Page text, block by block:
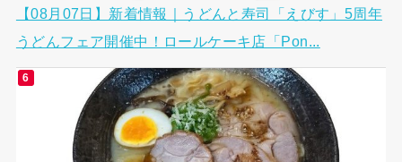
【08月07日】新着情報｜うどんと寿司「えびす」5周年
うどんフェア開催中！ロールケーキ店「Pon...